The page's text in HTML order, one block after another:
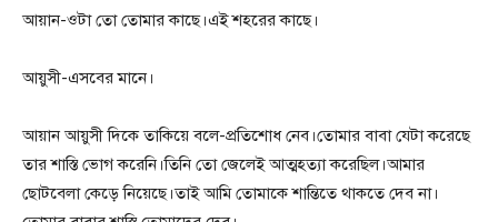
আয়ান-ওটা তো তোমার কাছে।এই শহরের কাছে।
আয়ুসী-এসবের মানে।
আয়ান আয়ুসী দিকে তাকিয়ে বলে-প্রতিশোধ নেব।তোমার বাবা যেটা করেছে
তার শাস্তি ভোগ করেনি।তিনি তো জেলেই আত্মহত্যা করেছিল।আমার
ছোটবেলা কেড়ে নিয়েছে।তাই আমি তোমাকে শান্তিতে থাকতে দেব না।